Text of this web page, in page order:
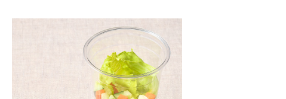
みともちもちのキヌア、そしてジュ
ーシーなチキンを合わせてボリュー
仕上げは、アメリカで定番のランチ
ディップ風ドレッシングで。１食分
のたんぱく質がと...